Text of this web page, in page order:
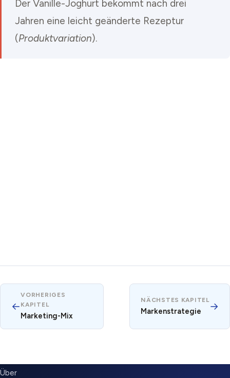
Der Vanille-Joghurt bekommt nach drei
Jahren eine leicht geänderte Rezeptur
(Produktvariation).
←
VORHERIGES
KAPITEL
Marketing-Mix
NÄCHSTES KAPITEL
Markenstrategie →
SUBMENU
Über